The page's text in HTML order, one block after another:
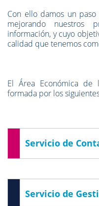
Con ello damos un
mejorando nuestros
información, y cuyo
calidad que tenemos
El Área Económica de
formada por los
Servicio de
Servicio de